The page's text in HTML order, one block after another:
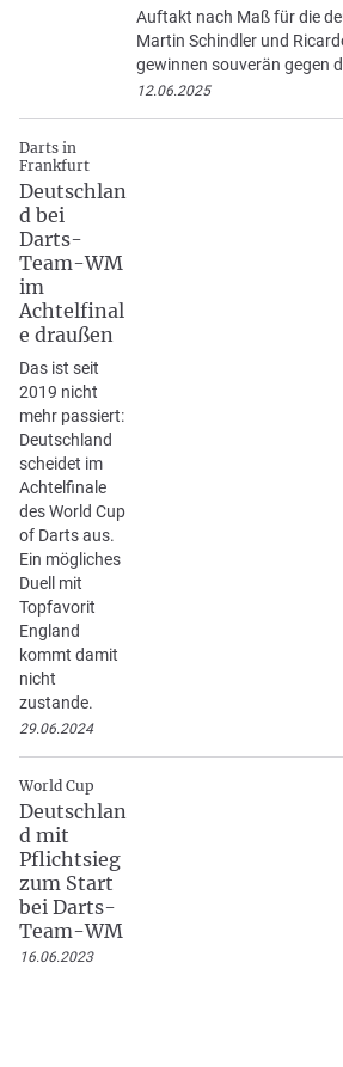
Auftakt nach Maß für die
Martin Schindler und
gewinnen souverän gegen
12.06.2025
Darts in
Frankfurt
Deutschlan
d bei
Darts-
Team-WM
im
Achtelfinal
e draußen
Das ist seit
2019 nicht
mehr passiert:
Deutschland
scheidet im
Achtelfinale
des World Cup
of Darts aus.
Ein mögliches
Duell mit
Topfavorit
England
kommt damit
nicht
zustande.
29.06.2024
World Cup
Deutschlan
d mit
Pflichtsieg
zum Start
bei Darts-
Team-WM
16.06.2023